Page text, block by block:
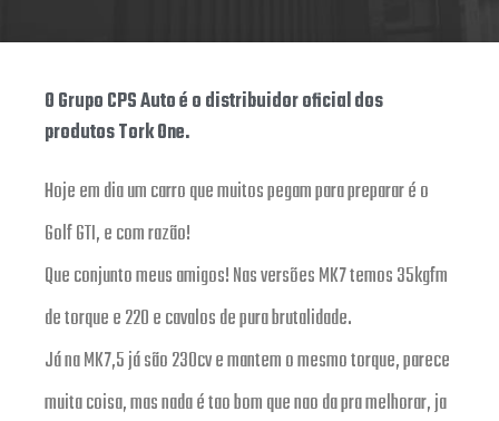
O Grupo CPS Auto é o distribuidor oficial dos
produtos Tork One.
Hoje em dia um carro que muitos pegam para preparar é o
Golf GTI, e com razão!
Que conjunto meus amigos! Nas versões MK7 temos 35kgfm
de torque e 220 e cavalos de pura brutalidade.
Já na MK7,5 já são 230cv e mantem o mesmo torque, parece
muita coisa, mas nada é tao bom que nao da pra melhorar, ja